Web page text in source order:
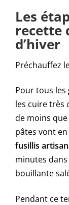
Les
recette
d’hiver
Préchauffez
Pour tous les
les cuire très
de moins que
pâtes vont
fusillis
minutes dans
bouillante
Pendant ce